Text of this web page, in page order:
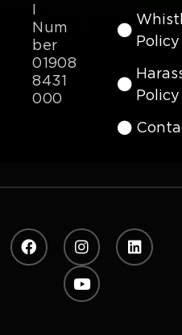
I
Num
ber
01908
8431
000
Policy
Policy